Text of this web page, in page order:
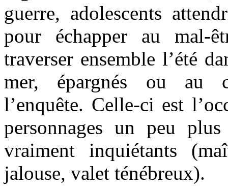
guerre, adolescents
pour échapper au mal-
traverser ensemble l’été
mer, épargnés ou au
l’enquête. Celle-ci est
personnages un peu
vraiment inquiétants
jalouse, valet ténébreux).